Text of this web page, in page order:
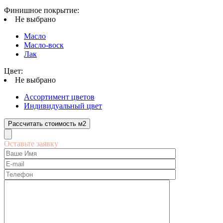
Финишное покрытие:
Не выбрано
Масло
Масло-воск
Лак
Цвет:
Не выбрано
Ассортимент цветов
Индивидуальный цвет
Рассчитать стоимость м2
Оставьте заявку